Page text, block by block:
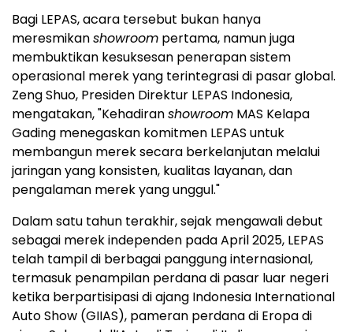
Bagi LEPAS, acara tersebut bukan hanya
meresmikanshowroom pertama, namun juga
membuktikan kesuksesan penerapan sistem
operasional merek yang terintegrasi di pasar global.
Zeng Shuo, Presiden Direktur LEPAS Indonesia,
mengatakan, "Kehadiranshowroom MAS Kelapa
Gading menegaskan komitmen LEPAS untuk
membangun merek secara berkelanjutan melalui
jaringan yang konsisten, kualitas layanan, dan
pengalaman merek yang unggul."
Dalam satu tahun terakhir, sejak mengawali debut
sebagai merek independen pada April 2025, LEPAS
telah tampil di berbagai panggung internasional,
termasuk penampilan perdana di pasar luar negeri
ketika berpartisipasi di ajang Indonesia International
Auto Show (GIIAS), pameran perdana di Eropa di